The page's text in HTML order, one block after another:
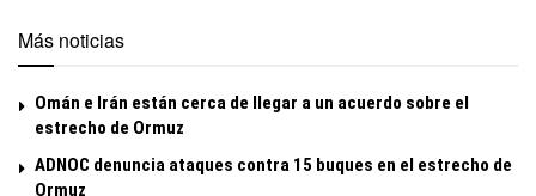
Más noticias
Omán e Irán están cerca de llegar a un acuerdo sobre el
estrecho de Ormuz
ADNOC denuncia ataques contra 15 buques en el estrecho de
Ormuz